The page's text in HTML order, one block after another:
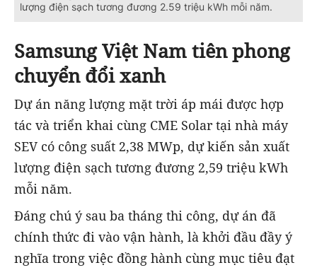
lượng điện sạch tương đương 2.59 triệu kWh mỗi năm.
Samsung Việt Nam tiên phong
chuyển đổi xanh
Dự án năng lượng mặt trời áp mái được hợp
tác và triển khai cùng CME Solar tại nhà máy
SEV có công suất 2,38 MWp, dự kiến sản xuất
lượng điện sạch tương đương 2,59 triệu kWh
mỗi năm.
Đáng chú ý sau ba tháng thi công, dự án đã
chính thức đi vào vận hành, là khởi đầu đầy ý
nghĩa trong việc đồng hành cùng mục tiêu đạt